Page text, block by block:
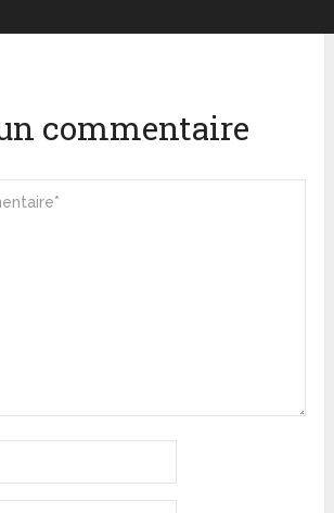
commentaire